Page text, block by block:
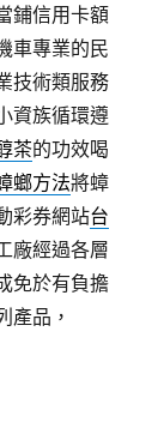
鋪信用卡額
車專業的民
技術類服務
資族循環遵
茶的功效喝
螂方法將蟑
彩券網站台
廠經過各層
免於有負擔
產品，